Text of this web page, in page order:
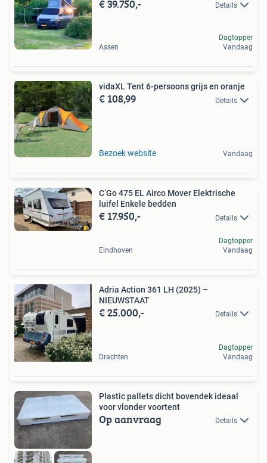
€ 39.750,- Details
Assen
Dagtopper
Vandaag
vidaXL Tent 6-persoons grijs en oranje
€ 108,99 Details
Bezoek website Vandaag
C’Go 475 EL Airco Mover Elektrische
luifel Enkele bedden
€ 17.950,- Details
Eindhoven
Dagtopper
Vandaag
Adria Action 361 LH (2025) –
NIEUWSTAAT
€ 25.000,- Details
Drachten
Dagtopper
Vandaag
Plastic pallets dicht bovendek ideaal
voor vlonder voortent
Op aanvraag Details